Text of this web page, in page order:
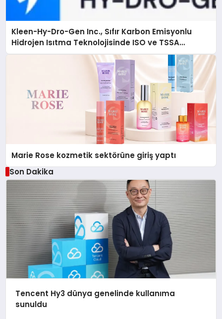
Kleen-Hy-Dro-Gen Inc., Sıfır Karbon Emisyonlu
Hidrojen Isıtma Teknolojisinde ISO ve TSSA
Düzenleyici Onaylarını Aldı
Marie Rose kozmetik sektörüne giriş yaptı
Son Dakika
Tencent Hy3 dünya genelinde kullanıma
sunuldu